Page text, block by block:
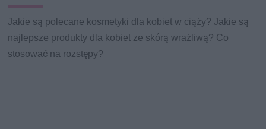
Jakie są polecane kosmetyki dla kobiet w ciąży? Jakie są
najlepsze produkty dla kobiet ze skórą wrażliwą? Co
stosować na rozstępy?